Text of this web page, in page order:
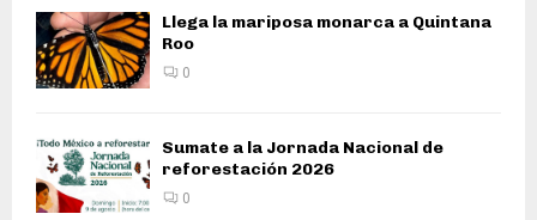
Llega la mariposa monarca a Quintana
Roo
0
Sumate a la Jornada Nacional de
reforestación 2026
0